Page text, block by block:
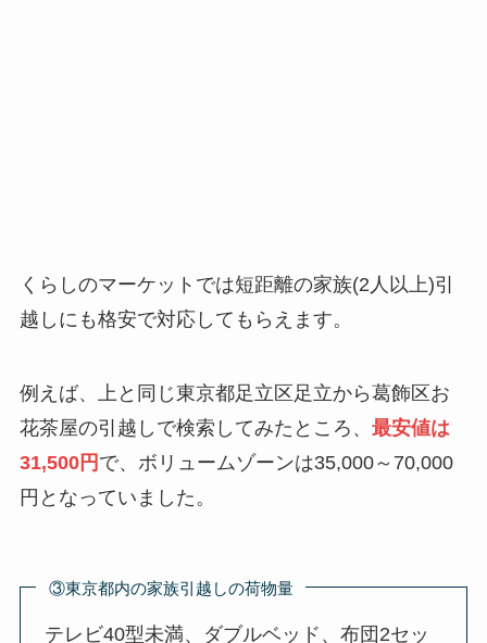
くらしのマーケットでは短距離の家族(2人以上)引
越しにも格安で対応してもらえます。
例えば、上と同じ東京都足立区足立から葛飾区お
花茶屋の引越しで検索してみたところ、 最安値は
31,500円 で、ボリュームゾーンは35,000～70,000
円となっていました。
③東京都内の家族引越しの荷物量
テレビ40型未満、ダブルベッド、布団2セッ